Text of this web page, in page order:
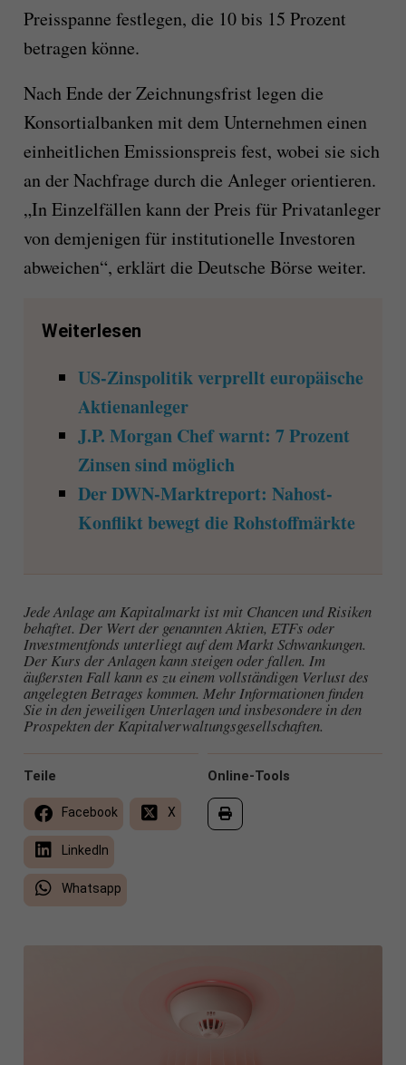
Preisspanne festlegen, die 10 bis 15 Prozent
betragen könne.
Nach Ende der Zeichnungsfrist legen die
Konsortialbanken mit dem Unternehmen einen
einheitlichen Emissionspreis fest, wobei sie sich
an der Nachfrage durch die Anleger orientieren.
„In Einzelfällen kann der Preis für Privatanleger
von demjenigen für institutionelle Investoren
abweichen“, erklärt die Deutsche Börse weiter.
Weiterlesen
US-Zinspolitik verprellt europäische
Aktienanleger
J.P. Morgan Chef warnt: 7 Prozent
Zinsen sind möglich
Der DWN-Marktreport: Nahost-
Konflikt bewegt die Rohstoffmärkte
Jede Anlage am Kapitalmarkt ist mit Chancen und Risiken
behaftet. Der Wert der genannten Aktien, ETFs oder
Investmentfonds unterliegt auf dem Markt Schwankungen.
Der Kurs der Anlagen kann steigen oder fallen. Im
äußersten Fall kann es zu einem vollständigen Verlust des
angelegten Betrages kommen. Mehr Informationen finden
Sie in den jeweiligen Unterlagen und insbesondere in den
Prospekten der Kapitalverwaltungsgesellschaften.
Online-Tools
Teile
Facebook X
LinkedIn
Whatsapp